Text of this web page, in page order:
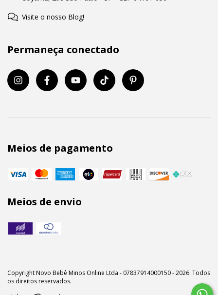
Visite o nosso Blog!
Permaneça conectado
Meios de pagamento
Meios de envio
Copyright Novo Bebê Minos Online Ltda - 07837914000150 - 2026. Todos
os direitos reservados.